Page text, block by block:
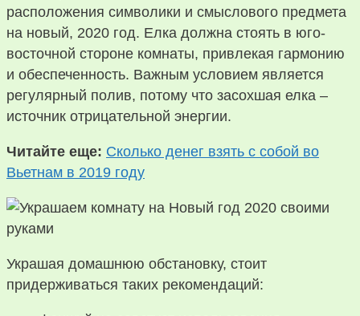
расположения символики и смыслового предмета
на новый, 2020 год. Елка должна стоять в юго-
восточной стороне комнаты, привлекая гармонию
и обеспеченность. Важным условием является
регулярный полив, потому что засохшая елка –
источник отрицательной энергии.
Читайте еще: Сколько денег взять с собой во
Вьетнам в 2019 году
Украшая домашнюю обстановку, стоит
придерживаться таких рекомендаций: